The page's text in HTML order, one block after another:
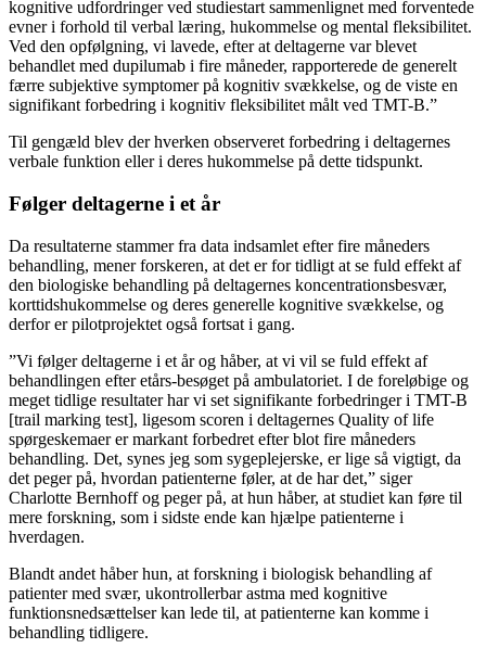
kognitive udfordringer ved studiestart sammenlignet med forventede
evner i forhold til verbal læring, hukommelse og mental fleksibilitet.
Ved den opfølgning, vi lavede, efter at deltagerne var blevet
behandlet med dupilumab i fire måneder, rapporterede de generelt
færre subjektive symptomer på kognitiv svækkelse, og de viste en
signifikant forbedring i kognitiv fleksibilitet målt ved TMT-B.”
Til gengæld blev der hverken observeret forbedring i deltagernes
verbale funktion eller i deres hukommelse på dette tidspunkt.
Følger deltagerne i et år
Da resultaterne stammer fra data indsamlet efter fire måneders
behandling, mener forskeren, at det er for tidligt at se fuld effekt af
den biologiske behandling på deltagernes koncentrationsbesvær,
korttidshukommelse og deres generelle kognitive svækkelse, og
derfor er pilotprojektet også fortsat i gang.
”Vi følger deltagerne i et år og håber, at vi vil se fuld effekt af
behandlingen efter etårs-besøget på ambulatoriet. I de foreløbige og
meget tidlige resultater har vi set signifikante forbedringer i TMT-B
[trail marking test], ligesom scoren i deltagernes Quality of life
spørgeskemaer er markant forbedret efter blot fire måneders
behandling. Det, synes jeg som sygeplejerske, er lige så vigtigt, da
det peger på, hvordan patienterne føler, at de har det,” siger
Charlotte Bernhoff og peger på, at hun håber, at studiet kan føre til
mere forskning, som i sidste ende kan hjælpe patienterne i
hverdagen.
Blandt andet håber hun, at forskning i biologisk behandling af
patienter med svær, ukontrollerbar astma med kognitive
funktionsnedsættelser kan lede til, at patienterne kan komme i
behandling tidligere.